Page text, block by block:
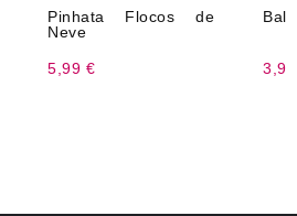
Pinhata Flocos de
Neve
5,99 €